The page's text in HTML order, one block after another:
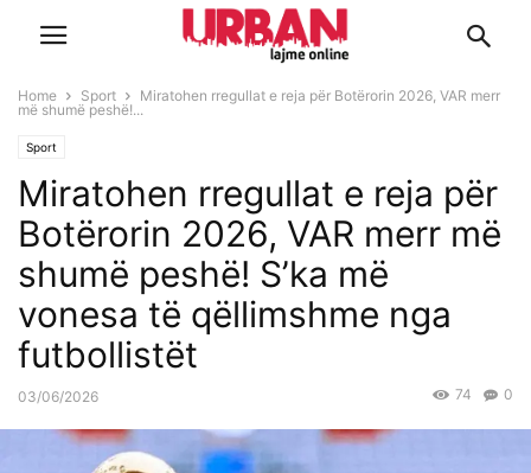
Home Sport
Miratohen rregullat e reja për Botërorin 2026, VAR merr
më shumë peshë!...
Sport
Miratohen rregullat e reja për
Botërorin 2026, VAR merr më
shumë peshë! S’ka më
vonesa të qëllimshme nga
futbollistët
03/06/2026 0
74